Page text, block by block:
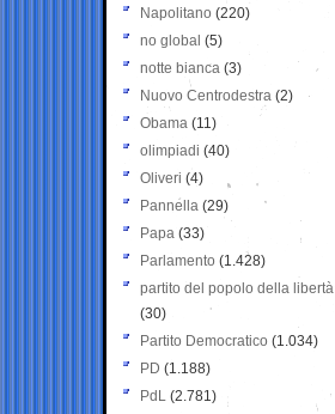
Napolitano (220)
no global (5)
notte bianca (3)
Nuovo Centrodestra (2)
Obama (11)
olimpiadi (40)
Oliveri (4)
Pannella (29)
Papa (33)
Parlamento (1.428)
partito del popolo della libertà
(30)
Partito Democratico (1.034)
PD (1.188)
PdL (2.781)